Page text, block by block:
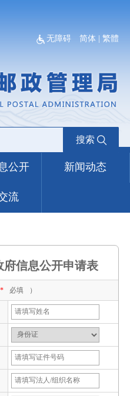
无障碍 简体 |繁體
搜索
公开 新闻动态
流
信息公开申请表
* 必填 ）